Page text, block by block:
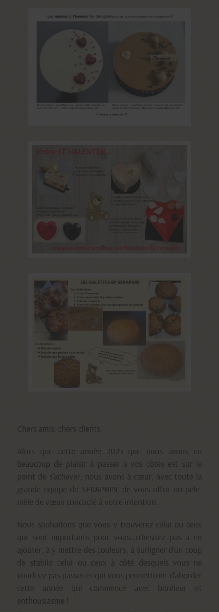
Chers amis, chers clients,
Alors que cette année 2023 que nous avons eu
beaucoup de plaisir à passer à vos côtés est sur le
point de s’achever, nous avons à cœur, avec toute la
grande équipe de SERAPHIN, de vous offrir un pêle-
mêle de vœux concocté à votre intention.
Nous souhaitons que vous y trouverez celui ou ceux
qui sont importants pour vous…n’hésitez pas à en
ajouter, à y mettre des couleurs, à surligner d’un coup
de stabilo celui ou ceux à côté desquels vous ne
voudriez pas passer et qui vous permettront d’aborder
cette année qui commence avec bonheur et
enthousiasme !